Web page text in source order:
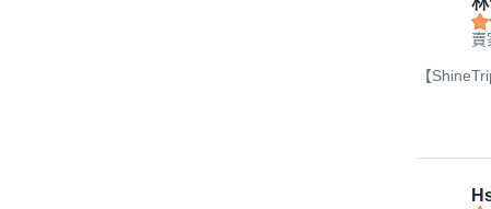
賣
【